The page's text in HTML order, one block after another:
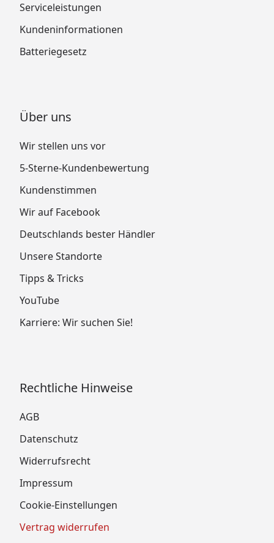
Serviceleistungen
Kundeninformationen
Batteriegesetz
Über uns
Wir stellen uns vor
5-Sterne-Kundenbewertung
Kundenstimmen
Wir auf Facebook
Deutschlands bester Händler
Unsere Standorte
Tipps & Tricks
YouTube
Karriere: Wir suchen Sie!
Rechtliche Hinweise
AGB
Datenschutz
Widerrufsrecht
Impressum
Cookie-Einstellungen
Vertrag widerrufen